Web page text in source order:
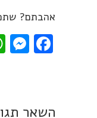
אהבתם?
השאר